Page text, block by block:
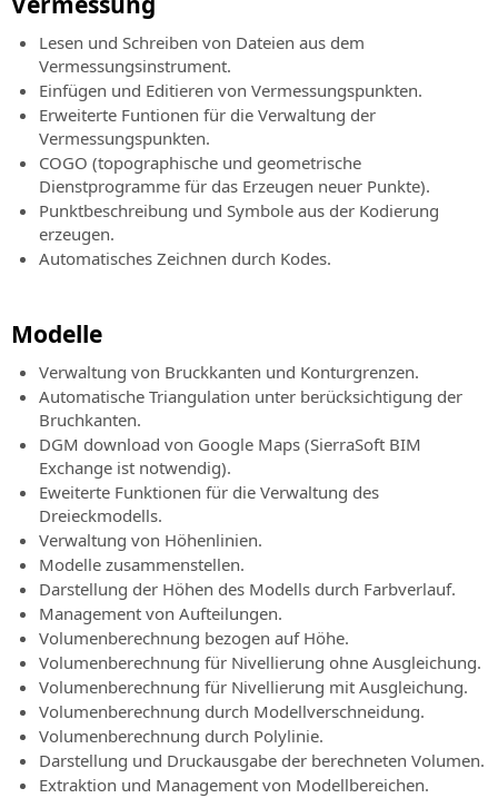
Lesen und Schreiben von Dateien aus dem
Vermessungsinstrument.
Einfügen und Editieren von Vermessungspunkten.
Erweiterte Funtionen für die Verwaltung der
Vermessungspunkten.
COGO (topographische und geometrische
Dienstprogramme für das Erzeugen neuer Punkte).
Punktbeschreibung und Symbole aus der Kodierung
erzeugen.
Automatisches Zeichnen durch Kodes.
Modelle
Verwaltung von Bruckkanten und Konturgrenzen.
Automatische Triangulation unter berücksichtigung der
Bruchkanten.
DGM download von Google Maps (SierraSoft BIM
Exchange ist notwendig).
Eweiterte Funktionen für die Verwaltung des
Dreieckmodells.
Verwaltung von Höhenlinien.
Modelle zusammenstellen.
Darstellung der Höhen des Modells durch Farbverlauf.
Management von Aufteilungen.
Volumenberechnung bezogen auf Höhe.
Volumenberechnung für Nivellierung ohne Ausgleichung.
Volumenberechnung für Nivellierung mit Ausgleichung.
Volumenberechnung durch Modellverschneidung.
Volumenberechnung durch Polylinie.
Darstellung und Druckausgabe der berechneten Volumen.
Extraktion und Management von Modellbereichen.